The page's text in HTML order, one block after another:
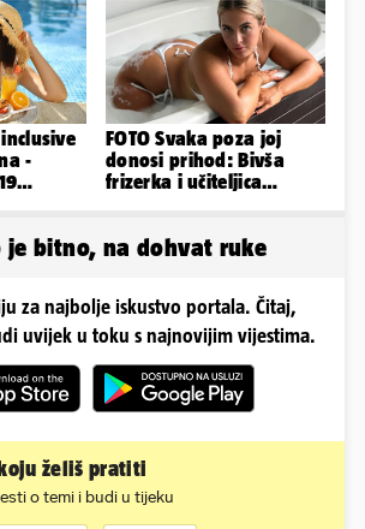
-
FOTO Svaka poza joj
donosi prihod: Bivša
frizerka i učiteljica
je bitno, na dohvat ruke
za najbolje iskustvo portala. Čitaj,
uvijek u toku s najnovijim vijestima.
želiš pratiti
o temi i budi u tijeku